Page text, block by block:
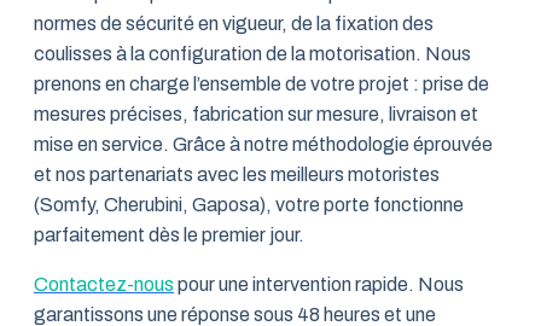
normes de sécurité en vigueur, de la fixation des
coulisses à la configuration de la motorisation. Nous
prenons en charge l’ensemble de votre projet : prise de
mesures précises, fabrication sur mesure, livraison et
mise en service. Grâce à notre méthodologie éprouvée
et nos partenariats avec les meilleurs motoristes
(Somfy, Cherubini, Gaposa), votre porte fonctionne
parfaitement dès le premier jour.
Contactez-nous pour une intervention rapide. Nous
garantissons une réponse sous 48 heures et une